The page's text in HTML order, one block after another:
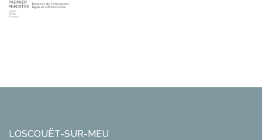
LOSCOUËT-SUR-MEU